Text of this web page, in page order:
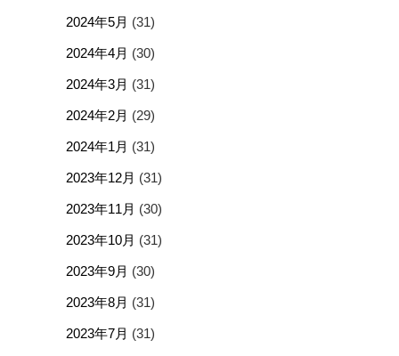
2024年5月 (31)
2024年4月 (30)
2024年3月 (31)
2024年2月 (29)
2024年1月 (31)
2023年12月 (31)
2023年11月 (30)
2023年10月 (31)
2023年9月 (30)
2023年8月 (31)
2023年7月 (31)